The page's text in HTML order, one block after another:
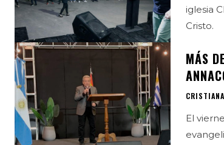
iglesia
Cristo.
MÁS
El